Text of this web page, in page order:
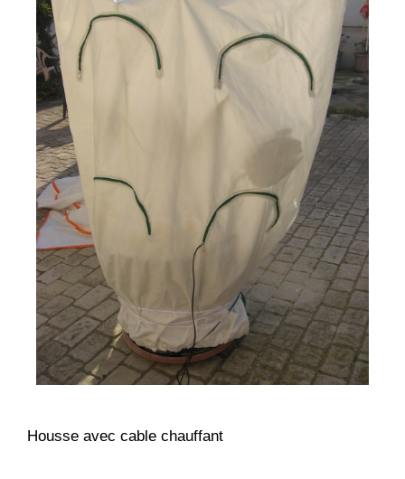
Housse avec cable chauffant